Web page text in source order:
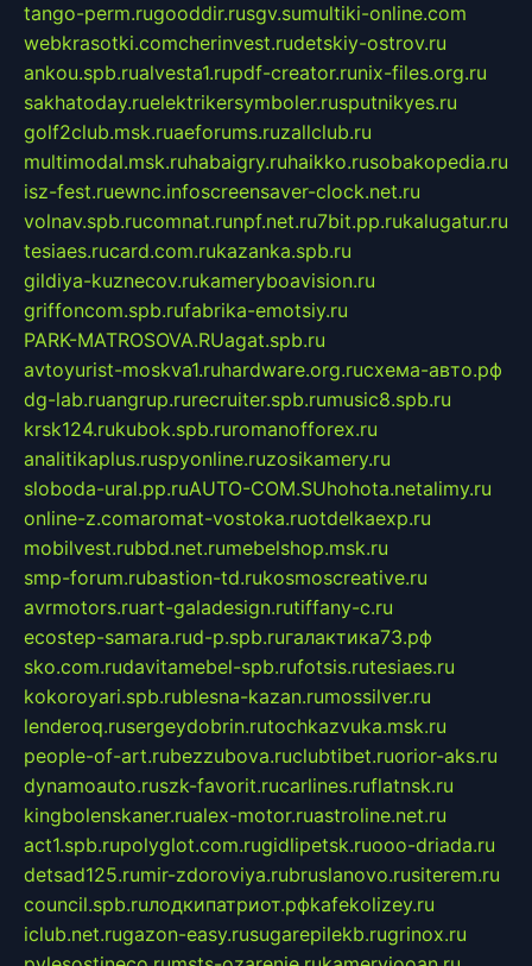
tango-perm.rugooddir.rusgv.sumultiki-online.com
webkrasotki.comcherinvest.rudetskiy-ostrov.ru
ankou.spb.rualvesta1.rupdf-creator.runix-files.org.ru
sakhatoday.ruelektrikersymboler.rusputnikyes.ru
golf2club.msk.ruaeforums.ruzallclub.ru
multimodal.msk.ruhabaigry.ruhaikko.rusobakopedia.ru
isz-fest.ruewnc.infoscreensaver-clock.net.ru
volnav.spb.rucomnat.runpf.net.ru7bit.pp.rukalugatur.ru
tesiaes.rucard.com.rukazanka.spb.ru
gildiya-kuznecov.rukameryboavision.ru
griffoncom.spb.rufabrika-emotsiy.ru
PARK-MATROSOVA.RUagat.spb.ru
avtoyurist-moskva1.ruhardware.org.ruсхема-авто.рф
dg-lab.ruangrup.rurecruiter.spb.rumusic8.spb.ru
krsk124.rukubok.spb.ruromanofforex.ru
analitikaplus.ruspyonline.ruzosikamery.ru
sloboda-ural.pp.ruAUTO-COM.SUhohota.netalimy.ru
online-z.comaromat-vostoka.ruotdelkaexp.ru
mobilvest.rubbd.net.rumebelshop.msk.ru
smp-forum.rubastion-td.rukosmoscreative.ru
avrmotors.ruart-galadesign.rutiffany-c.ru
ecostep-samara.rud-p.spb.ruгалактика73.рф
sko.com.rudavitamebel-spb.rufotsis.rutesiaes.ru
kokoroyari.spb.rublesna-kazan.rumossilver.ru
lenderoq.rusergeydobrin.rutochkazvuka.msk.ru
people-of-art.rubezzubova.ruclubtibet.ruorior-aks.ru
dynamoauto.ruszk-favorit.rucarlines.ruflatnsk.ru
kingbolenskaner.rualex-motor.ruastroline.net.ru
act1.spb.rupolyglot.com.rugidlipetsk.ruooo-driada.ru
detsad125.rumir-zdoroviya.rubruslanovo.rusiterem.ru
council.spb.ruлодкипатриот.рфkafekolizey.ru
iclub.net.rugazon-easy.rusugarepilekb.rugrinox.ru